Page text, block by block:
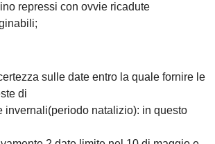
repressi con ovvie ricadute
sulle date entro la quale fornire le
di
invernali(periodo natalizio): in questo